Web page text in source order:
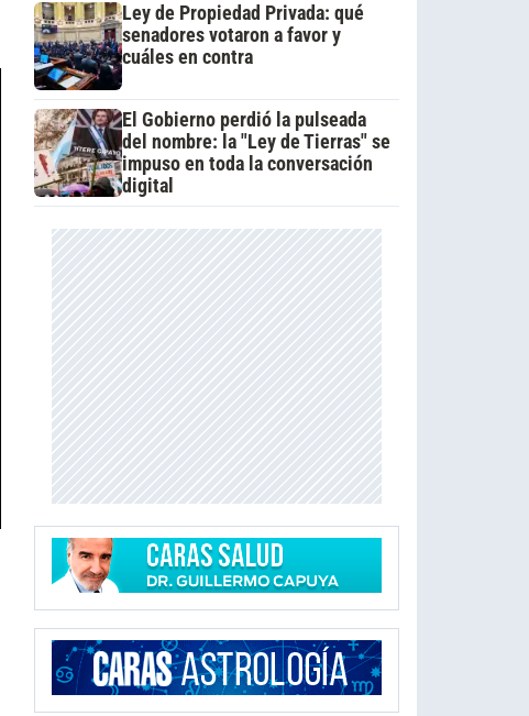
Ley de Propiedad Privada: qué
senadores votaron a favor y
cuáles en contra
El Gobierno perdió la pulseada
del nombre: la "Ley de Tierras" se
impuso en toda la conversación
digital